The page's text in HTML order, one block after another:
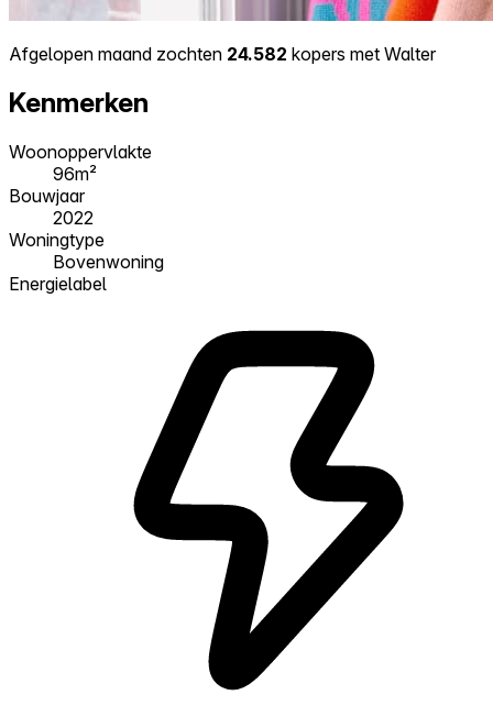
Afgelopen maand zochten 24.582 kopers met Walter
Kenmerken
Woonoppervlakte
96m²
Bouwjaar
2022
Woningtype
Bovenwoning
Energielabel